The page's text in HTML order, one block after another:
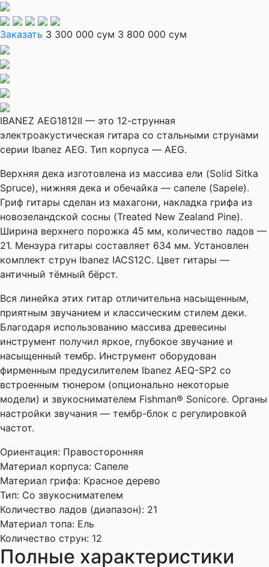
Заказать 3 300 000 сум 3 800 000 сум
IBANEZ AEG1812II — это 12-струнная
электроакустическая гитара со стальными струнами
серии Ibanez AEG. Тип корпуса — AEG.
Верхняя дека изготовлена из массива ели (Solid Sitka
Spruce), нижняя дека и обечайка — сапеле (Sapele).
Гриф гитары сделан из махагони, накладка грифа из
новозеландской сосны (Treated New Zealand Pine).
Ширина верхнего порожка 45 мм, количество ладов —
21. Мензура гитары составляет 634 мм. Установлен
комплект струн Ibanez IACS12C. Цвет гитары —
античный тёмный бёрст.
Вся линейка этих гитар отличительна насыщенным,
приятным звучанием и классическим стилем деки.
Благодаря использованию массива древесины
инструмент получил яркое, глубокое звучание и
насыщенный тембр. Инструмент оборудован
фирменным предусилителем Ibanez AEQ-SP2 со
встроенным тюнером (опционально некоторые
модели) и звукоснимателем Fishman® Sonicore. Органы
настройки звучания — тембр-блок с регулировкой
частот.
Ориентация: Правосторонняя
Материал корпуса: Сапеле
Материал грифа: Красное дерево
Тип: Со звукоснимателем
Количество ладов (диапазон): 21
Материал топа: Ель
Количество струн: 12
Полные характеристики